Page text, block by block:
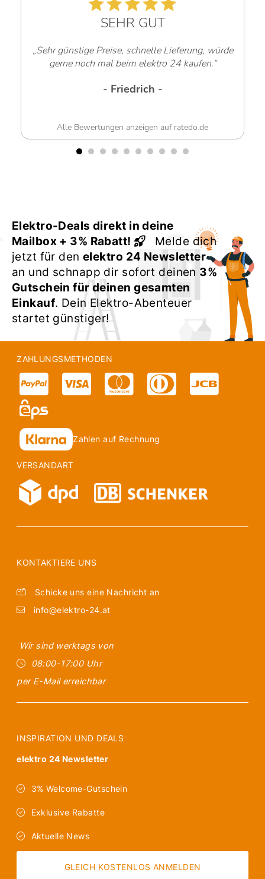
SEHR GUT
„Sehr günstige Preise, schnelle Lieferung, würde
gerne noch mal beim elektro 24 kaufen.“
- Friedrich -
Alle Bewertungen anzeigen auf ratedo.de
Elektro-Deals direkt in deine
Mailbox + 3% Rabatt!
Melde dich
jetzt für denelektro 24 Newsletter
an und schnapp dir sofort deinen 3%
Gutschein für deinen gesamten
Einkauf. Dein Elektro-Abenteuer
startet günstiger!
ZAHLUNGSMETHODEN
Zahlen auf Rechnung
VERSANDART
KONTAKTIERE UNS
Schicke uns eine Nachricht an
info@elektro-24.at
Wir sind werktags von
08:00-17:00 Uhr
per E-Mail erreichbar
INSPIRATION UND DEALS
elektro 24 Newsletter
3% Welcome-Gutschein
Exklusive Rabatte
Aktuelle News
GLEICH KOSTENLOS ANMELDEN